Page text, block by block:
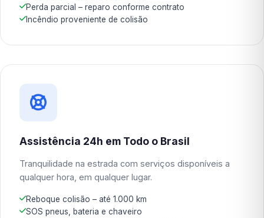
Perda parcial – reparo conforme contrato
Incêndio proveniente de colisão
Assistência 24h em Todo o Brasil
Tranquilidade na estrada com serviços disponíveis a
qualquer hora, em qualquer lugar.
Reboque colisão – até 1.000 km
SOS pneus, bateria e chaveiro